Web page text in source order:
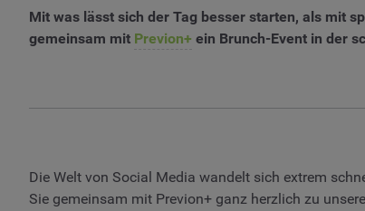
Mit was lässt sich der Tag besser starten, als mit
gemeinsam mit Previon+ ein Brunch-Event in der
Die Welt von Social Media wandelt sich extrem
Sie gemeinsam mit Previon+ ganz herzlich zu